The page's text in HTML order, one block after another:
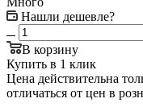
Нашли дешевле?
В корзину
Купить в 1 клик
Цена действительна
отличаться от цен в